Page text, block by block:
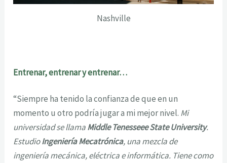
Nashville
Entrenar, entrenar y entrenar…
“Siempre ha tenido la confianza de que en un
momento u otro podría jugar a mi mejor nivel. Mi
universidad se llamaMiddle Tenesseee State University.
EstudioIngeniería Mecatrónica, una mezcla de
ingeniería mecánica, eléctrica e informática. Tiene como